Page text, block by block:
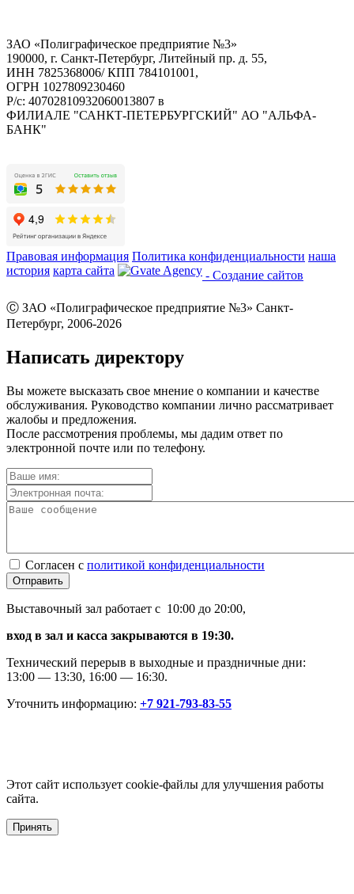
ЗАО «Полиграфическое предприятие №3»
190000, г. Санкт-Петербург, Литейный пр. д. 55,
ИНН 7825368006/ КПП 784101001,
ОГРН 1027809230460
Р/с: 40702810932060013807 в
ФИЛИАЛЕ "САНКТ-ПЕТЕРБУРГСКИЙ" АО "АЛЬФА-
БАНК"
Правовая информация Политика конфиденциальности наша
история карта сайта - Создание сайтов
Ⓒ ЗАО «Полиграфическое предприятие №3» Санкт-
Петербург, 2006-2026
Написать директору
Вы можете высказать свое мнение о компании и качестве
обслуживания. Руководство компании лично рассматривает
жалобы и предложения.
После рассмотрения проблемы, мы дадим ответ по
электронной почте или по телефону.
Согласен с политикой конфиденциальности
Отправить
Выставочный зал работает с 10:00 до 20:00,
вход в зал и касса закрываются в 19:30.
Технический перерыв в выходные и праздничные дни:
13:00 — 13:30, 16:00 — 16:30.
Уточнить информацию: +7 921-793-83-55
Этот сайт использует cookie-файлы для улучшения работы
сайта.
Принять